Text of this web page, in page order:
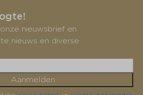
nieuwsbrief en
nieuws en diverse
Aanmelden